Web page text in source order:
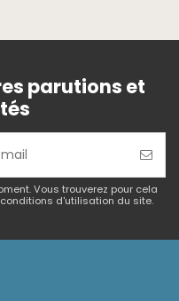
parutions et
Vous trouverez pour cela
d'utilisation du site.